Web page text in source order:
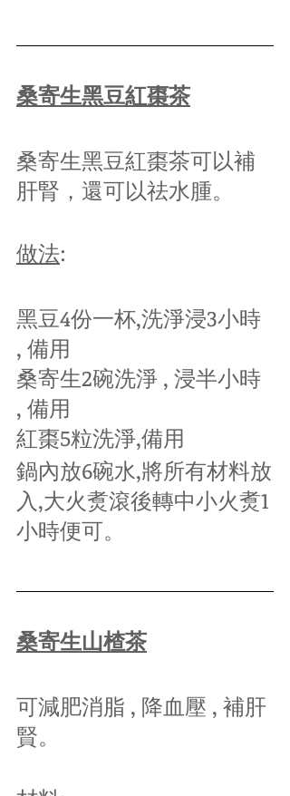
桑寄生黑豆紅棗茶
桑寄生黑豆紅棗茶可以補
肝腎，還可以祛水腫。
做法:
黑豆4份一杯,洗淨浸3小時
, 備用
桑寄生2碗洗淨 , 浸半小時
, 備用
紅棗5粒洗淨,備用
鍋內放6碗水,將所有材料放
入,大火煑滾後轉中小火煑1
小時便可。
桑寄生山楂茶
可減肥消脂 , 降血壓 , 補肝
賢。